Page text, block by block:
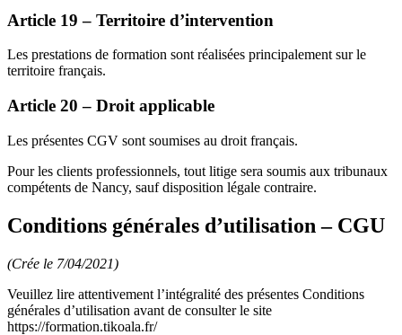
Article 19 – Territoire d’intervention
Les prestations de formation sont réalisées principalement sur le
territoire français.
Article 20 – Droit applicable
Les présentes CGV sont soumises au droit français.
Pour les clients professionnels, tout litige sera soumis aux tribunaux
compétents de Nancy, sauf disposition légale contraire.
Conditions générales d’utilisation – CGU
(Crée le 7/04/2021)
Veuillez lire attentivement l’intégralité des présentes Conditions
générales d’utilisation avant de consulter le site
https://formation.tikoala.fr/